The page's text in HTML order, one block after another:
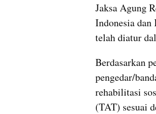
Jaksa Agung
Indonesia
telah diatur
Berdasarkan
pengedar/
rehabilitasi
(TAT) sesuai